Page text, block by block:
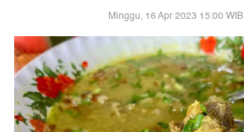
Minggu, 16 Apr 2023 15:00 WIB